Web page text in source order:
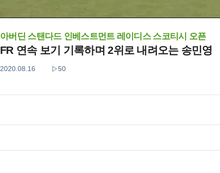
아버딘 스탠다드 인베스트먼트 레이디스 스코티시 오픈
FR 연속 보기 기록하며 2위로 내려오는 송민영
2020.08.16 50